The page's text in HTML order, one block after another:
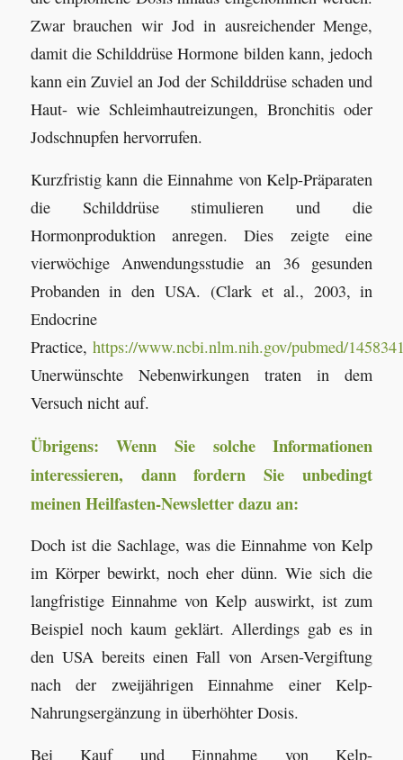
Zwar brauchen wir Jod in ausreichender Menge,
damit die Schilddrüse Hormone bilden kann, jedoch
kann ein Zuviel an Jod der Schilddrüse schaden und
Haut- wie Schleimhautreizungen, Bronchitis oder
Jodschnupfen hervorrufen.
Kurzfristig kann die Einnahme von Kelp-Präparaten
die Schilddrüse stimulieren und die
Hormonproduktion anregen. Dies zeigte eine
vierwöchige Anwendungsstudie an 36 gesunden
Probanden in den USA. (Clark et al., 2003, in
Endocrine
Practice, https://www.ncbi.nlm.nih.gov/pubmed/
Unerwünschte Nebenwirkungen traten in dem
Versuch nicht auf.
Übrigens: Wenn Sie solche Informationen
interessieren, dann fordern Sie unbedingt
meinen Heilfasten-Newsletter dazu an:
Doch ist die Sachlage, was die Einnahme von Kelp
im Körper bewirkt, noch eher dünn. Wie sich die
langfristige Einnahme von Kelp auswirkt, ist zum
Beispiel noch kaum geklärt. Allerdings gab es in
den USA bereits einen Fall von Arsen-Vergiftung
nach der zweijährigen Einnahme einer Kelp-
Nahrungsergänzung in überhöhter Dosis.
Bei Kauf und Einnahme von Kelp-